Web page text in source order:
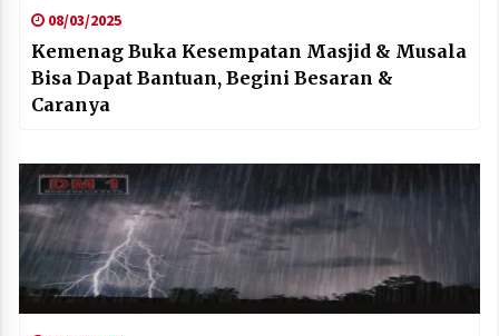
08/03/2025
Kemenag Buka Kesempatan Masjid & Musala
Bisa Dapat Bantuan, Begini Besaran &
Caranya